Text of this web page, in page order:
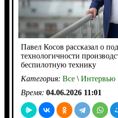
Павел Косов рассказал о
технологичности
беспилотную технику
Категория: Все\Интервью
Время: 04.06.2026 11:01